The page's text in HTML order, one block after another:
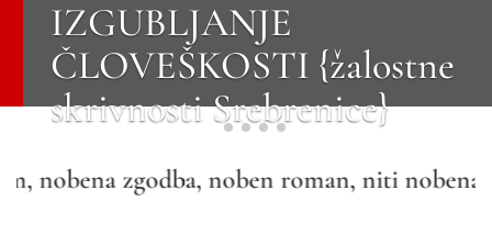
IZGUBLJANJE
ČLOVEŠKOSTI {žalostne
skrivnosti Srebrenice}
zgodba, noben roman, niti nobena